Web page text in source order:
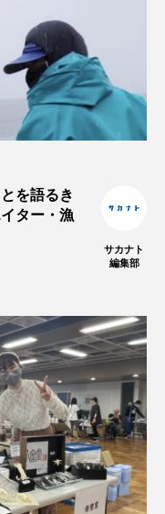
マエビ
ムツ
メギス
モリアオガエル
ヤゴ
シマドジョウ
ヤミヨキセワタ
ユカタハタ
を語るき
ター・漁
サカナト
編集部